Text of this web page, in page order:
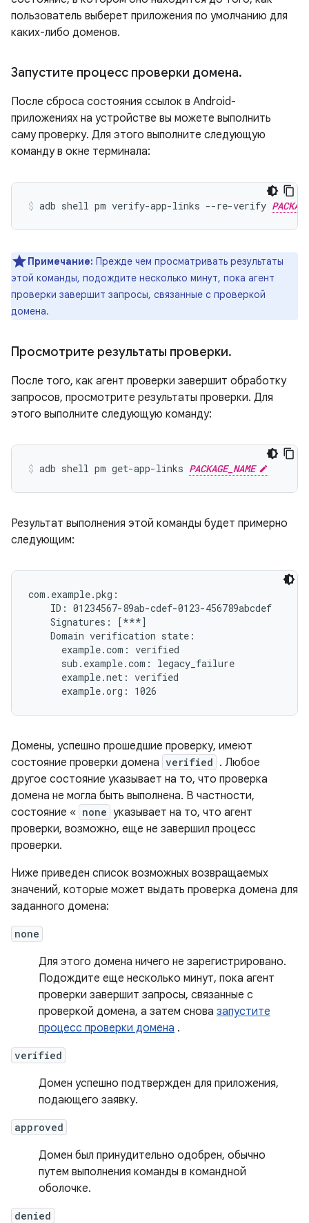
пользователь выберет приложения по умолчанию для
каких-либо доменов.
Запустите процесс проверки домена.
После сброса состояния ссылок в Android-
приложениях на устройстве вы можете выполнить
саму проверку. Для этого выполните следующую
команду в окне терминала:
adb shell pm verify-app-links --re-verify
Примечание: Прежде чем просматривать результаты
этой команды, подождите несколько минут, пока агент
проверки завершит запросы, связанные с проверкой
домена.
Просмотрите результаты проверки.
После того, как агент проверки завершит обработку
запросов, просмотрите результаты проверки. Для
этого выполните следующую команду:
adb shell pm get-app-links PACKAGE_NAME
Результат выполнения этой команды будет примерно
следующим:
com.example.pkg:
    ID: 01234567-89ab-cdef-0123-456789abcdef
    Signatures: [***]
    Domain verification state:
      example.com: verified
      sub.example.com: legacy_failure
      example.net: verified
Домены, успешно прошедшие проверку, имеют
состояние проверки домена verified . Любое
другое состояние указывает на то, что проверка
домена не могла быть выполнена. В частности,
состояние « none указывает на то, что агент
проверки, возможно, еще не завершил процесс
проверки.
Ниже приведен список возможных возвращаемых
значений, которые может выдать проверка домена для
заданного домена:
none
Для этого домена ничего не зарегистрировано.
Подождите еще несколько минут, пока агент
проверки завершит запросы, связанные с
проверкой домена, а затем снова запустите
процесс проверки домена .
verified
Домен успешно подтвержден для приложения,
подающего заявку.
approved
Домен был принудительно одобрен, обычно
путем выполнения команды в командной
оболочке.
denied